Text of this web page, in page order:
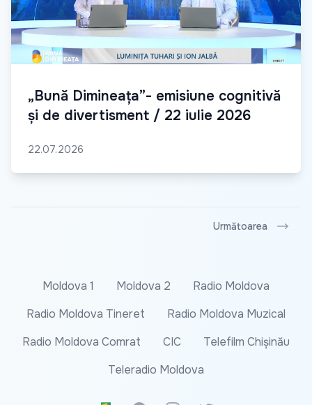
„Bună Dimineața”- emisiune cognitivă
și de divertisment / 22 iulie 2026
22.07.2026
Următoarea
Moldova 1 Moldova 2
Radio Moldova
Radio Moldova Tineret
Radio Moldova Muzical
Radio Moldova Comrat
CIC
Telefilm Chișinău
Teleradio Moldova